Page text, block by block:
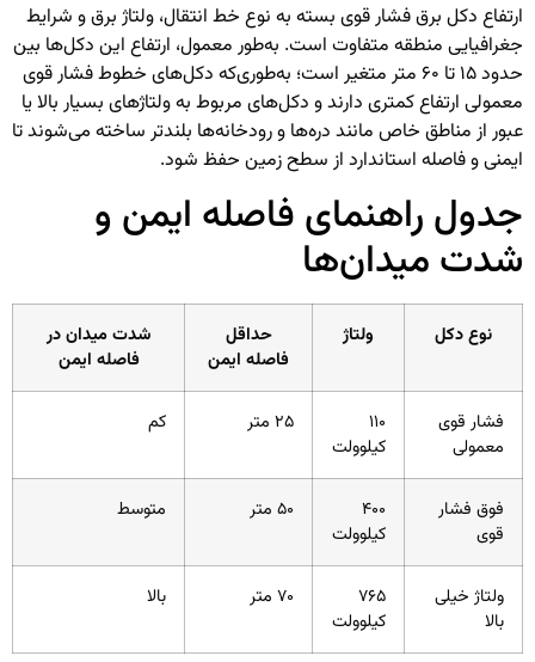
ارتفاع دکل برق فشار قوی بسته به نوع خط انتقال، ولتاژ برق و شرایط
جغرافیایی منطقه متفاوت است. به‌طور معمول، ارتفاع این دکل‌ها بین
حدود ۱۵ تا ۶۰ متر متغیر است؛ به‌طوری‌که دکل‌های خطوط فشار قوی
معمولی ارتفاع کمتری دارند و دکل‌های مربوط به ولتاژهای بسیار بالا یا
عبور از مناطق خاص مانند دره‌ها و رودخانه‌ها بلندتر ساخته می‌شوند تا
ایمنی و فاصله استاندارد از سطح زمین حفظ شود.
جدول راهنمای فاصله ایمن و
شدت میدان‌ها
نوع دکل ولتاژ
حداقل
فاصله ایمن
شدت میدان در
فاصله ایمن
فشار قوی
معمولی
۱۱۰
کیلوولت
۲۵ متر کم
فوق فشار
قوی
۴۰۰
کیلوولت
۵۰ متر متوسط
ولتاژ خیلی
بالا
۷۶۵
کیلوولت
۷۰ متر بالا